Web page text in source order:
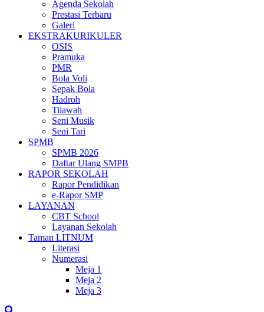
Agenda Sekolah
Prestasi Terbaru
Galeri
EKSTRAKURIKULER
OSIS
Pramuka
PMR
Bola Voli
Sepak Bola
Hadroh
Tilawah
Seni Musik
Seni Tari
SPMB
SPMB 2026
Daftar Ulang SMPB
RAPOR SEKOLAH
Rapor Pendidikan
e-Rapor SMP
LAYANAN
CBT School
Layanan Sekolah
Taman LITNUM
Literasi
Numerasi
Meja 1
Meja 2
Meja 3